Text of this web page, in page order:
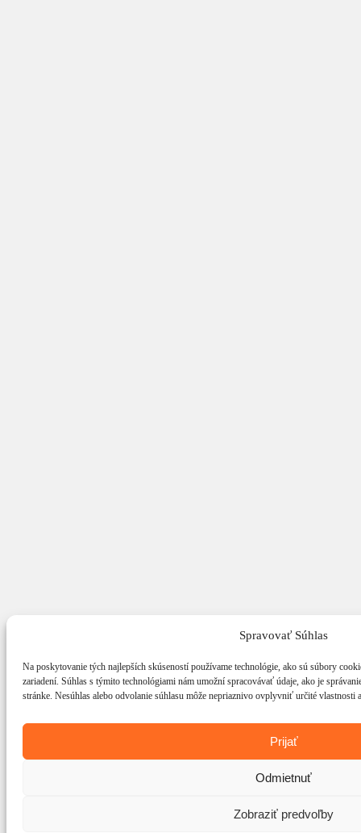
Spravovať Súhlas
Na poskytovanie tých najlepších skúseností používame technológie, ako sú súbory
zariadení. Súhlas s týmito technológiami nám umožní spracovávať údaje, ako je
stránke. Nesúhlas alebo odvolanie súhlasu môže nepriaznivo ovplyvniť určité vlastnosti
Prijať
Odmietnuť
Zobraziť predvoľby